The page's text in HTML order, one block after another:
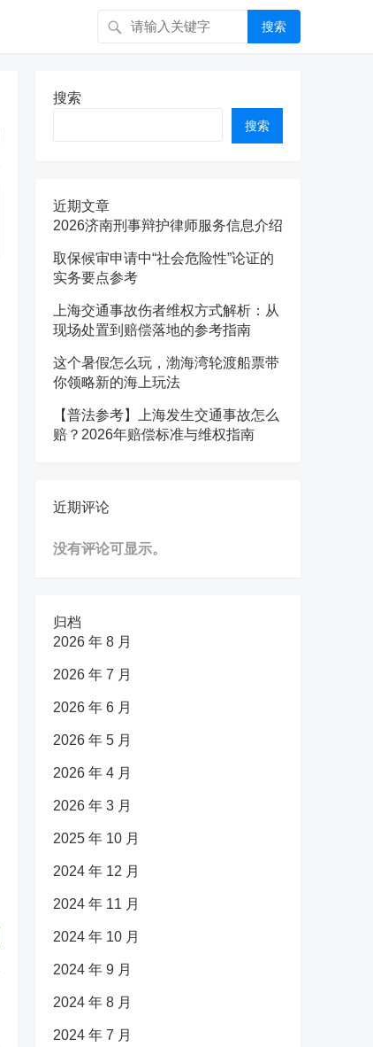
搜索
搜索
搜索
近期文章
2026济南刑事辩护律师服务信息介绍
取保候审申请中“社会危险性”论证的
实务要点参考
上海交通事故伤者维权方式解析：从
现场处置到赔偿落地的参考指南
这个暑假怎么玩，渤海湾轮渡船票带
你领略新的海上玩法
【普法参考】上海发生交通事故怎么
赔？2026年赔偿标准与维权指南
近期评论
没有评论可显示。
归档
2026 年 8 月
2026 年 7 月
2026 年 6 月
2026 年 5 月
2026 年 4 月
2026 年 3 月
2025 年 10 月
2024 年 12 月
2024 年 11 月
2024 年 10 月
2024 年 9 月
2024 年 8 月
2024 年 7 月